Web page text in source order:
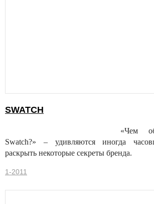
SWATCH
«Чем
Swatch?» – удивляются иногда
раскрыть некоторые секреты бренда.
1-2011